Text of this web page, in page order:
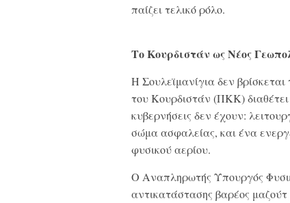
παίζει τελικό ρόλο.
Το Κουρδιστάν ως Νέος
Η Σουλεϊμανίγια δεν
του Κουρδιστάν (ΠΚΚ)
κυβερνήσεις δεν έχουν:
σώμα ασφαλείας, και ένα
φυσικού αερίου.
Ο Αναπληρωτής Υπουργός
αντικατάστασης βαρέος